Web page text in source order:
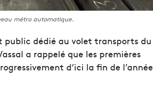
métro automatique.
public dédié au volet transports du
a rappelé que les premières
d’ici la fin de l’année